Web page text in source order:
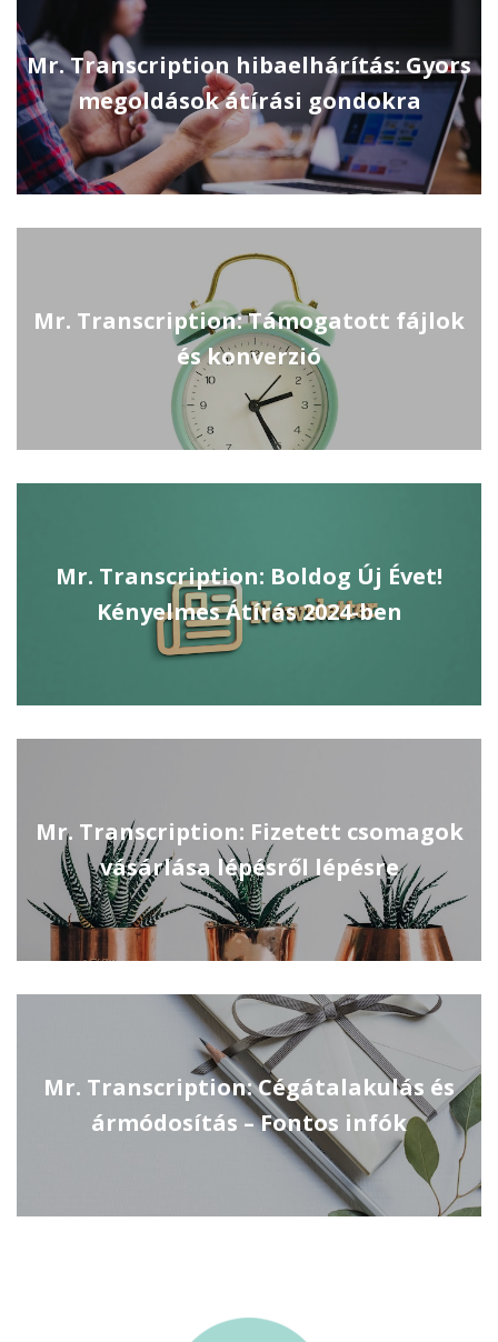
Mr. Transcription hibaelhárítás: Gyors
megoldások átírási gondokra
Mr. Transcription: Támogatott fájlok
és konverzió
Mr. Transcription: Boldog Új Évet!
Kényelmes Átírás 2024-ben
Mr. Transcription: Fizetett csomagok
vásárlása lépésről lépésre
Mr. Transcription: Cégátalakulás és
ármódosítás – Fontos infók